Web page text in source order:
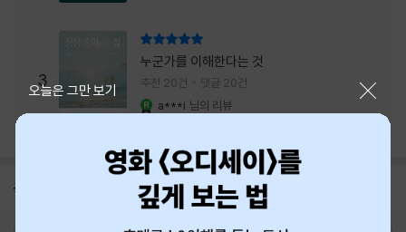
3
누군가를 이해한다는 것
추천 20건 댓글 20건
a***i 님의 리뷰
공지 8월 신용카드 무이자할부 안내
오늘은 그만 보기